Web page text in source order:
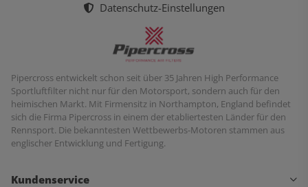
Datenschutz-Einstellungen
Pipercross entwickelt schon seit über 35 Jahren High Performance
Sportluftfilter nicht nur für den Motorsport, sondern auch für den
heimischen Markt. Mit Firmensitz in Northampton, England befindet
sich die Firma Pipercross in einem der etabliertesten Länder für den
Rennsport. Die bekanntesten Wettbewerbs-Motoren stammen aus
englischer Entwicklung und Fertigung.
Kundenservice